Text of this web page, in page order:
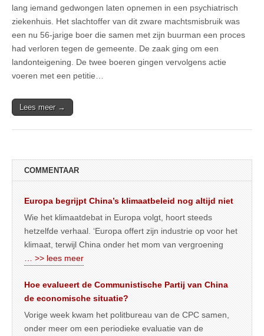
lang iemand gedwongen laten opnemen in een psychiatrisch
ziekenhuis. Het slachtoffer van dit zware machtsmisbruik was
een nu 56-jarige boer die samen met zijn buurman een proces
had verloren tegen de gemeente. De zaak ging om een
landonteigening. De twee boeren gingen vervolgens actie
voeren met een petitie…
Lees meer →
COMMENTAAR
Europa begrijpt China’s klimaatbeleid nog altijd niet
Wie het klimaatdebat in Europa volgt, hoort steeds
hetzelfde verhaal. ‘Europa offert zijn industrie op voor het
klimaat, terwijl China onder het mom van vergroening
… >> lees meer
Hoe evalueert de Communistische Partij van China
de economische situatie?
Vorige week kwam het politbureau van de CPC samen,
onder meer om een periodieke evaluatie van de